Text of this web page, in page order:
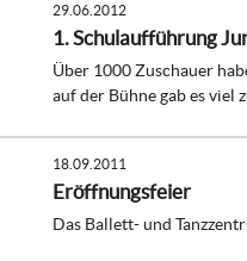
29.06.2012
1. Schulaufführung
Über 1000 Zuschauer
auf der Bühne gab es viel
18.09.2011
Eröffnungsfeier
Das Ballett- und